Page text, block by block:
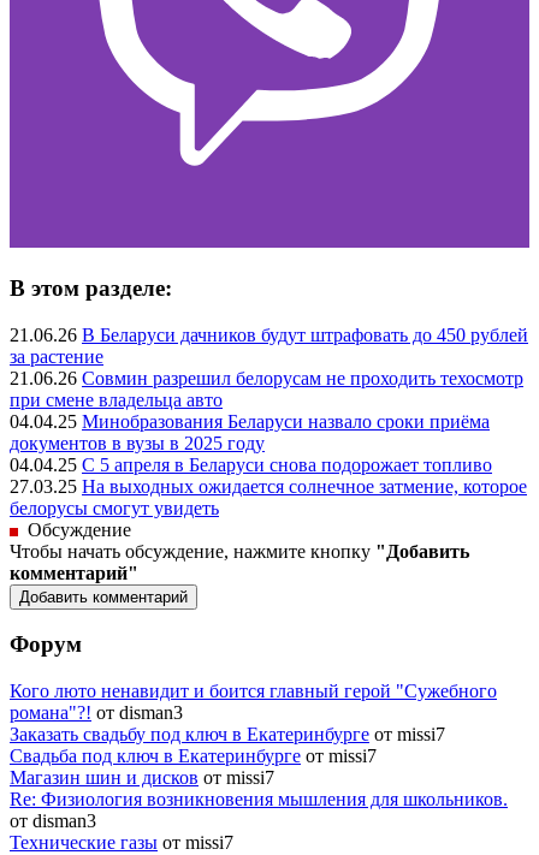
В этом разделе:
21.06.26 В Беларуси дачников будут штрафовать до 450 рублей
за растение
21.06.26 Совмин разрешил белорусам не проходить техосмотр
при смене владельца авто
04.04.25 Минобразования Беларуси назвало сроки приёма
документов в вузы в 2025 году
04.04.25 С 5 апреля в Беларуси снова подорожает топливо
27.03.25 На выходных ожидается солнечное затмение, которое
белорусы смогут увидеть
Обсуждение
Чтобы начать обсуждение, нажмите кнопку "Добавить
комментарий"
Форум
Кого люто ненавидит и боится главный герой "Сужебного
романа"?! от disman3
Заказать свадьбу под ключ в Екатеринбурге от missi7
Cвадьба под ключ в Екатеринбурге от missi7
Магазин шин и дисков от missi7
Re: Физиология возникновения мышления для школьников.
от disman3
Технические газы от missi7